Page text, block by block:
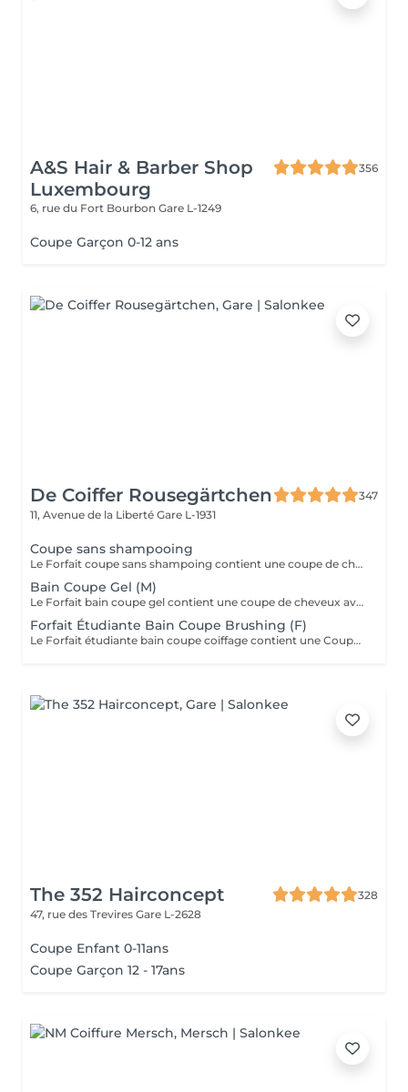
A&S Hair & Barber Shop
Luxembourg
356
6, rue du Fort Bourbon Gare L-1249
Coupe Garçon 0-12 ans
De Coiffer Rousegärtchen
347
11, Avenue de la Liberté Gare L-1931
Coupe sans shampooing
Le Forfait coupe sans shampoing contient une coupe de cheveux sans shampoing pour les étudiants. En cas de questions veuillez appeler au +352 26 35 02 89.
Bain Coupe Gel (M)
Le Forfait bain coupe gel contient une coupe de cheveux avec shampoing et l'application d'un produit de finition (Gel, Cire, Laque, etc.) pour les étudiants. En cas de questions veuillez appeler au +352 26 35 02 89.
Forfait Étudiante Bain Coupe Brushing (F)
Le Forfait étudiante bain coupe coiffage contient une Coupe et un Brushing pour les étudiantes. Dépendant de la longueur des cheveux, le prix peut varier. En cas de questions veuillez appeler au +352 26 35 02 89.
The 352 Hairconcept
328
47, rue des Trevires Gare L-2628
Coupe Enfant 0-11ans
Coupe Garçon 12 - 17ans